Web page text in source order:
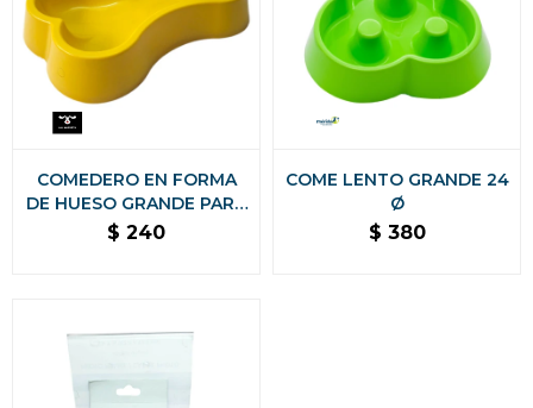
COMEDERO EN FORMA
DE HUESO GRANDE PARA
PERRO
$ 240
COME LENTO GRANDE 24
Ø
$ 380